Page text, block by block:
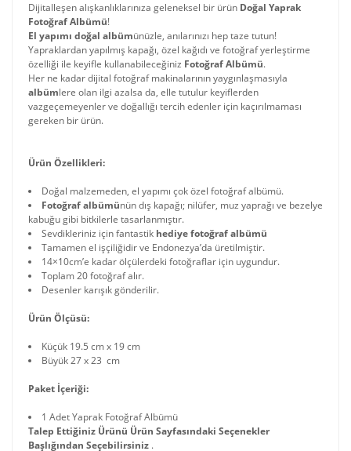
Dijitalleşen alışkanlıklarınıza geleneksel bir ürün Doğal Yaprak
Fotoğraf Albümü!
El yapımı doğal albümünüzle, anılarınızı hep taze tutun!
Yapraklardan yapılmış kapağı, özel kağıdı ve fotoğraf yerleştirme
özelliği ile keyifle kullanabileceğiniz Fotoğraf Albümü.
Her ne kadar dijital fotoğraf makinalarının yaygınlaşmasıyla
albümlere olan ilgi azalsa da, elle tutulur keyiflerden
vazgeçemeyenler ve doğallığı tercih edenler için kaçırılmaması
gereken bir ürün.
Ürün Özellikleri:
Doğal malzemeden, el yapımı çok özel fotoğraf albümü.
Fotoğraf albümünün dış kapağı; nilüfer, muz yaprağı ve bezelye
kabuğu gibi bitkilerle tasarlanmıştır.
Sevdikleriniz için fantastik hediye fotoğraf albümü
Tamamen el işçiliğidir ve Endonezya’da üretilmiştir.
14×10cm’e kadar ölçülerdeki fotoğraflar için uygundur.
Toplam 20 fotoğraf alır.
Desenler karışık gönderilir.
Ürün Ölçüsü:
Küçük 19.5 cm x 19 cm
Büyük 27 x 23 cm
Paket İçeriği:
1 Adet Yaprak Fotoğraf Albümü
Talep Ettiğiniz Ürünü Ürün Sayfasındaki Seçenekler
Başlığından Seçebilirsiniz .